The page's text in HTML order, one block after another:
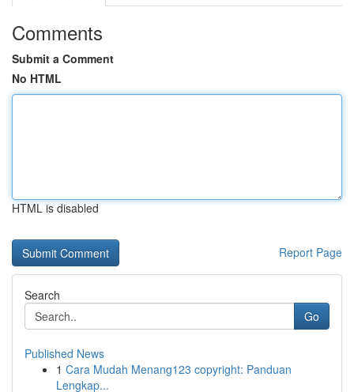
Comments
Submit a Comment
No HTML
HTML is disabled
Report Page
Search
Go
Published News
1 Cara Mudah Menang123 copyright: Panduan
Lengkap...